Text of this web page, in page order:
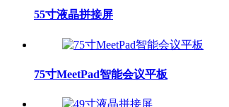
55寸液晶拼接屏
75寸MeetPad智能会议平板